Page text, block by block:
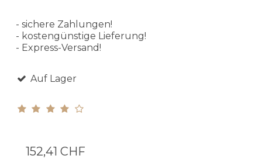
- sichere Zahlungen!
- kostengünstige Lieferung!
- Express-Versand!
Auf Lager
152,41 CHF